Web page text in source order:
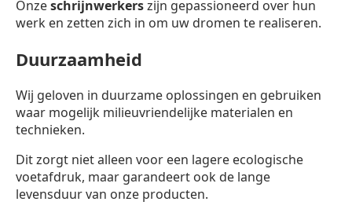
Onzeschrijnwerkerszijn gepassioneerd over hun
werk en zetten zich in om uw dromen te realiseren.
Duurzaamheid
Wij geloven in duurzame oplossingen en gebruiken
waar mogelijk milieuvriendelijke materialen en
technieken.
Dit zorgt niet alleen voor een lagere ecologische
voetafdruk, maar garandeert ook de lange
levensduur van onze producten.